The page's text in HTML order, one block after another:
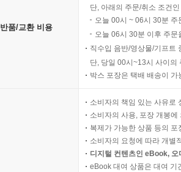
반품/교환 비용
단, 아래의 주문/취소 조건
오늘 00시 ~ 06시 30분
오늘 06시 30분 이후 주
직수입 음반/영상물/기프트
단, 당일 00시~13시 사이의
박스 포장은 택배 배송이
소비자의 책임 있는 사유로
소비자의 사용, 포장 개봉
복제가 가능한 상품 등의
소비자의 요청에 따라 개별
디지털 컨텐츠인 eBook,
eBook 대여 상품은 대여 기